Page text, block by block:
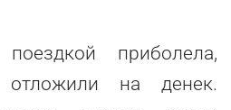
приболела,
на денек.